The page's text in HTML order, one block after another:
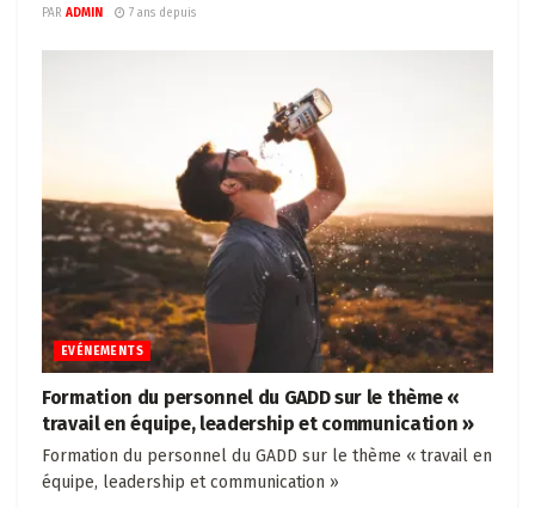
PAR ADMIN 7 ans depuis
EVÉNEMENTS
Formation du personnel du GADD sur le thème «
travail en équipe, leadership et communication »
Formation du personnel du GADD sur le thème « travail en
équipe, leadership et communication »